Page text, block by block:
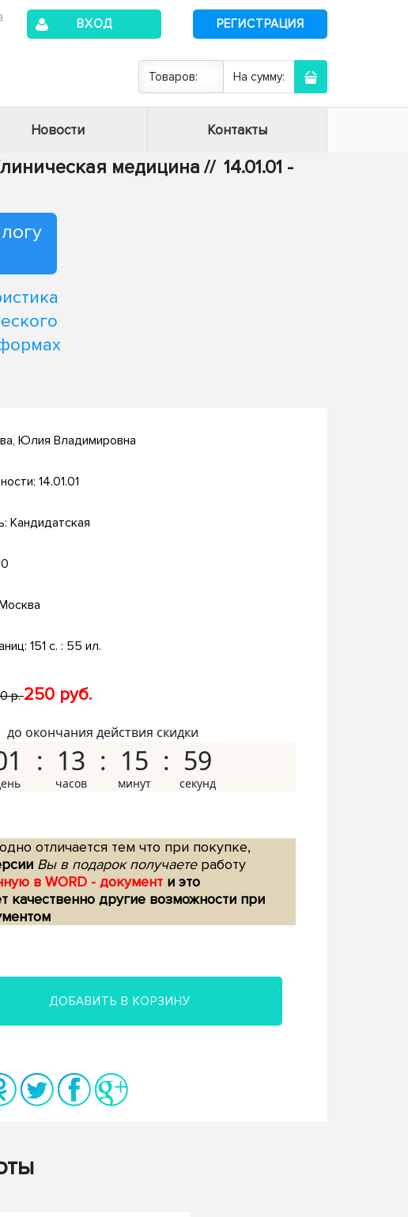
ВХОД РЕГИСТРАЦИЯ
Товаров: На сумму:
Новости Контакты
медицина // 14.01.01 -
Юлия Владимировна
14.01.01
Кандидатская
151 с. : 55 ил.
р.250 руб.
до окончания действия скидки
13 15 58
отличается тем что при покупке,
Вы в подарок получаетеработу
в WORD - документ и это
качественно другие возможности при
ДОБАВИТЬ В КОРЗИНУ